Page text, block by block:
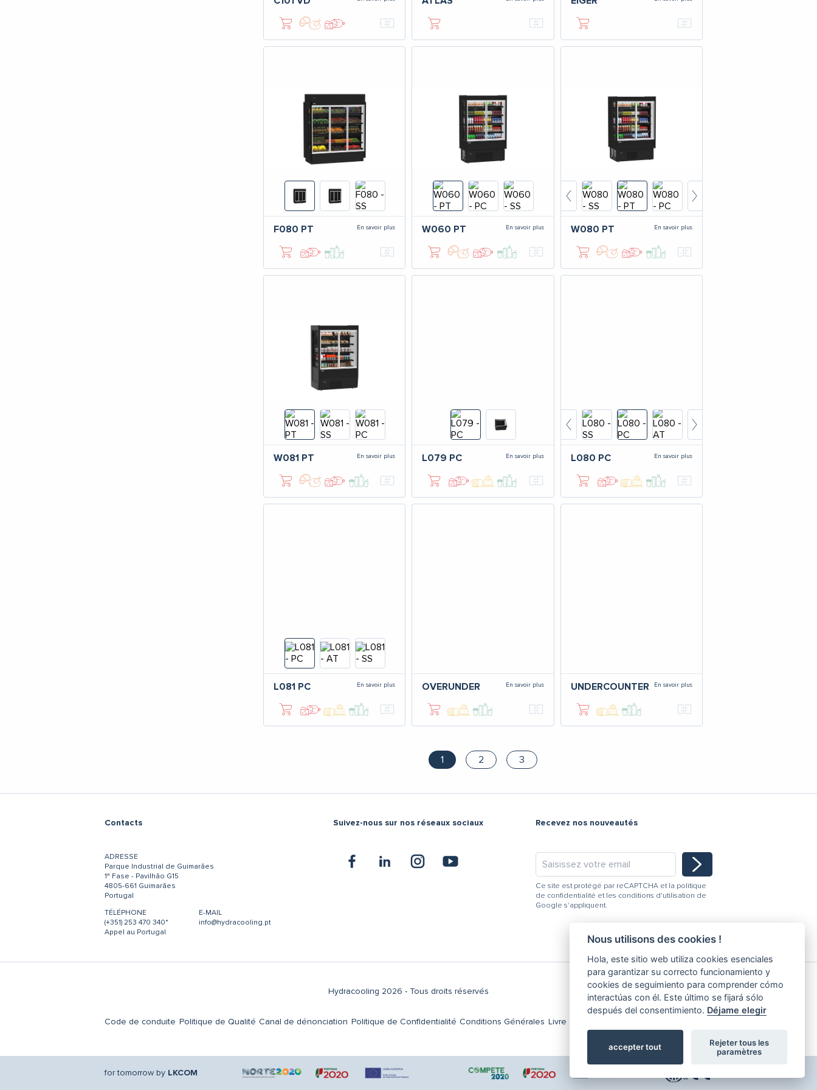
F080 PT En savoir plus W060 PT En savoir plus W080 PT En savoir plus
W081 PT En savoir plus L079 PC En savoir plus L080 PC En savoir plus
L081 PC En savoir plus OVERUNDER En savoir plus UNDERCOUNTER En savoir plus
1 2 3
Contacts
ADRESSE
Parque Industrial de Guimarães
1ª Fase - Pavilhão G15
4805-661 Guimarães
Portugal
TÉLÉPHONE
(+351) 253 470 340*
Appel au Portugal
E-MAIL
info@hydracooling.pt
Suivez-nous sur nos réseaux sociaux Recevez nos nouveautés
Ce site est protégé par reCAPTCHA et la politique
de confidentialité et les conditions d'utilisation de
Google s'appliquent.
Hydracooling 2026 - Tous droits réservés
Code de conduite Politique de Qualité Canal de dénonciation Politique de Confidentialité Conditions Générales Livre de réclamations
for tomorrow by LKCOM
Nous utilisons des cookies !
Hola, este sitio web utiliza cookies esenciales
para garantizar su correcto funcionamiento y
cookies de seguimiento para comprender cómo
interactúas con él. Este último se fijará sólo
después del consentimiento. Déjame elegir
accepter tout
Rejeter tous les
paramètres